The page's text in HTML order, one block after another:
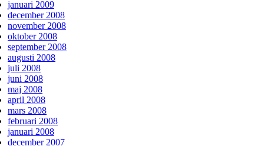
januari 2009
december 2008
november 2008
oktober 2008
september 2008
augusti 2008
juli 2008
juni 2008
maj 2008
april 2008
mars 2008
februari 2008
januari 2008
december 2007